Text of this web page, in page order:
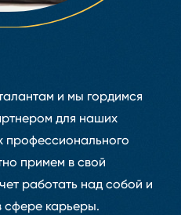
и мы гордимся
для наших
профессионального
примем в свой
работать над собой и
сфере карьеры.